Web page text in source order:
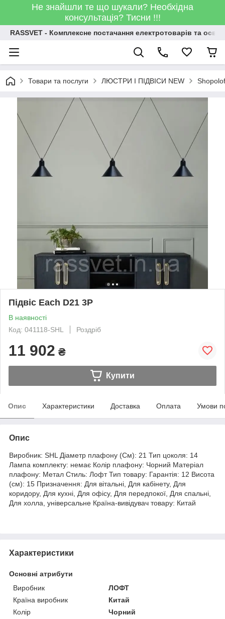
Не знайшли те що шукали? Необхідна
консультація? Тисни !!!
RASSVET - Комплексне постачання електротоварів та
Товари та послуги ЛЮСТРИ І ПІДВІСИ NEW
Підвіс Each D21 3P
В наявності
Код: 041118-SHL
Роздріб
11 902 ₴
Купити
Опис Характеристики Доставка Оплата Умови
Опис
Виробник: SHL Діаметр плафону (См): 21 Тип цоколя: 14
Лампа комплекту: немає Колір плафону: Чорний Матеріал
плафону: Метал Стиль: Лофт Тип товару: Гарантія: 12 Висота
(см): 15 Призначення: Для вітальні, Для кабінету, Для
коридору, Для кухні, Для офісу, Для передпокої, Для спальні,
Для холла, універсальне Країна-вивідувач товару: Китай
Характеристики
Основні атрибути
Виробник
ЛОФТ
Країна виробник
Китай
Колір
Чорний